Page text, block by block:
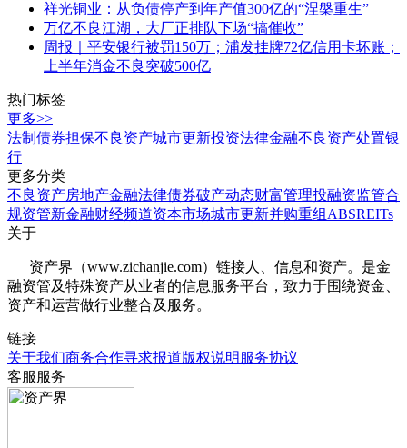
祥光铜业：从负债停产到年产值300亿的“涅槃重生”
万亿不良江湖，大厂正排队下场“搞催收”
周报｜平安银行被罚150万；浦发挂牌72亿信用卡坏账；
上半年消金不良突破500亿
热门标签
更多>>
法制 债券担保不良资产城市更新投资法律金融不良资产处置银
行
更多分类
不良资产房地产金融法律债券破产动态财富管理投融资监管合
规资管新金融财经频道资本市场城市更新并购重组 ABSREITs
关于
资产界（www.zichanjie.com）链接人、信息和资产。是金
融资管及特殊资产从业者的信息服务平台，致力于围绕资金、
资产和运营做行业整合及服务。
链接
关于我们商务合作寻求报道版权说明 服务协议
客服服务